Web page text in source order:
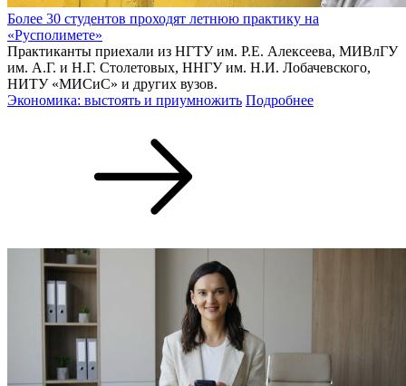
Более 30 студентов проходят летнюю практику на
«Русполимете»
Практиканты приехали из НГТУ им. Р.Е. Алексеева, МИВлГУ
им. А.Г. и Н.Г. Столетовых, ННГУ им. Н.И. Лобачевского,
НИТУ «МИСиС» и других вузов.
Экономика: выстоять и приумножить Подробнее